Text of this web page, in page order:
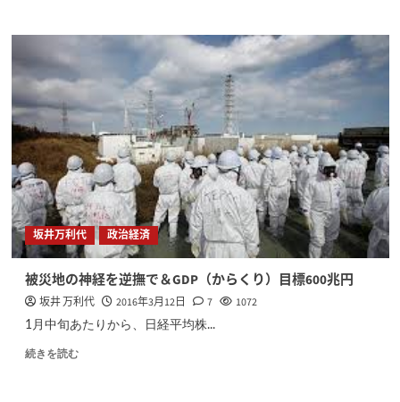
坂井万利代 政治経済
被災地の神経を逆撫で＆GDP（からくり）目標600兆円
坂井 万利代 2016年3月12日 7 1072
1月中旬あたりから、日経平均株...
続きを読む